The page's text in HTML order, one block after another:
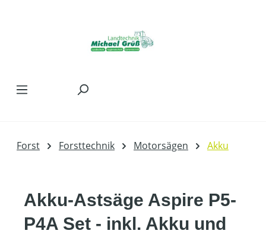
Forst Forsttechnik Motorsägen Akku
Akku-Astsäge Aspire P5-
P4A Set - inkl. Akku und